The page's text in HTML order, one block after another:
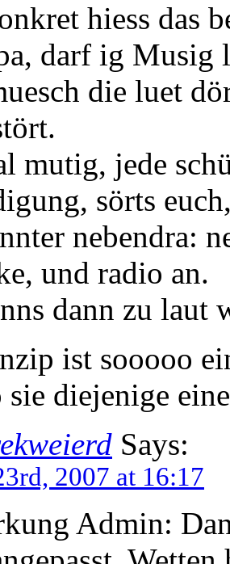
hiess das
darf ig Musig
die luet
mutig, jede
sörts
nebendra:
und radio an.
dann zu laut
ist sooooo
diejenige
Says:
2007 at 16:17
Admin: